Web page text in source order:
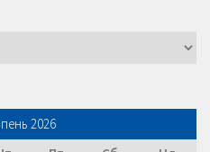
2026